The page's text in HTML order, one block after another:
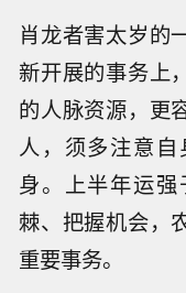
肖龙者害太岁的
新开展的事务上
的人脉资源，更
人，须多注意
身。上半年运
棘、把握机会，
重要事务。